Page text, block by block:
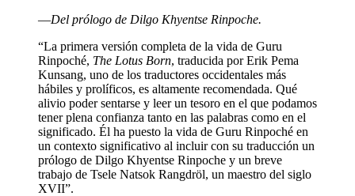
―Del prólogo de Dilgo Khyentse Rinpoche.
“La primera versión completa de la vida de Guru
Rinpoché, The Lotus Born, traducida por Erik Pema
Kunsang, uno de los traductores occidentales más
hábiles y prolíficos, es altamente recomendada. Qué
alivio poder sentarse y leer un tesoro en el que podamos
tener plena confianza tanto en las palabras como en el
significado. Él ha puesto la vida de Guru Rinpoché en
un contexto significativo al incluir con su traducción un
prólogo de Dilgo Khyentse Rinpoche y un breve
trabajo de Tsele Natsok Rangdröl, un maestro del siglo
XVII”.